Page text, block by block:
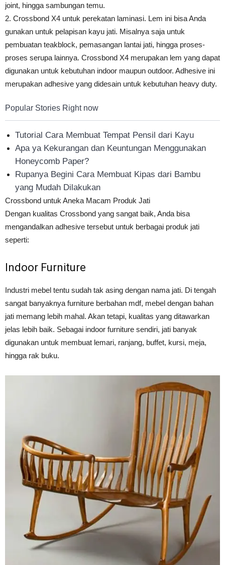
joint, hingga sambungan temu.
2. Crossbond X4 untuk perekatan laminasi. Lem ini bisa Anda
gunakan untuk pelapisan kayu jati. Misalnya saja untuk
pembuatan teakblock, pemasangan lantai jati, hingga proses-
proses serupa lainnya. Crossbond X4 merupakan lem yang dapat
digunakan untuk kebutuhan indoor maupun outdoor. Adhesive ini
merupakan adhesive yang didesain untuk kebutuhan heavy duty.
Popular Stories Right now
Tutorial Cara Membuat Tempat Pensil dari Kayu
Apa ya Kekurangan dan Keuntungan Menggunakan
Honeycomb Paper?
Rupanya Begini Cara Membuat Kipas dari Bambu
yang Mudah Dilakukan
Crossbond untuk Aneka Macam Produk Jati
Dengan kualitas Crossbond yang sangat baik, Anda bisa
mengandalkan adhesive tersebut untuk berbagai produk jati
seperti:
Indoor Furniture
Industri mebel tentu sudah tak asing dengan nama jati. Di tengah
sangat banyaknya furniture berbahan mdf, mebel dengan bahan
jati memang lebih mahal. Akan tetapi, kualitas yang ditawarkan
jelas lebih baik. Sebagai indoor furniture sendiri, jati banyak
digunakan untuk membuat lemari, ranjang, buffet, kursi, meja,
hingga rak buku.